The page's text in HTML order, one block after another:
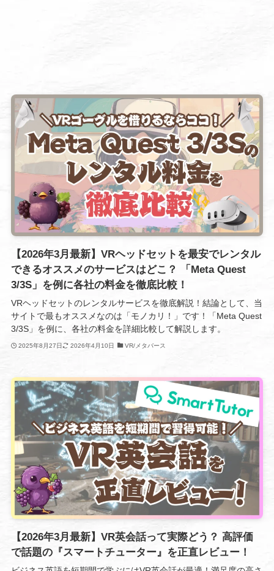
【2026年3月最新】VRヘッドセットを最安でレンタル
できるオススメのサービスはどこ？ 「Meta Quest
3/3S」を例に各社の料金を徹底比較！
VRヘッドセットのレンタルサービスを徹底解説！結論として、当
サイトで最もオススメなのは「モノカリ！」です！「Meta Quest
3/3S」を例に、各社の料金を詳細比較して解説します。
2025年8月27日 2026年4月10日 VR/メタバース
【2026年3月最新】VR英会話って実際どう？ 高評価
で話題の『スマートチューター』を正直レビュー！